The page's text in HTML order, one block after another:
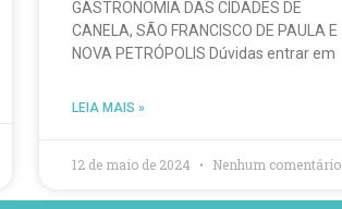
GASTRONOMIA DAS CIDADES DE
CANELA, SÃO FRANCISCO DE PAULA E
NOVA PETRÓPOLIS Dúvidas entrar em
LEIA MAIS »
12 de maio de 2024 Nenhum comentário